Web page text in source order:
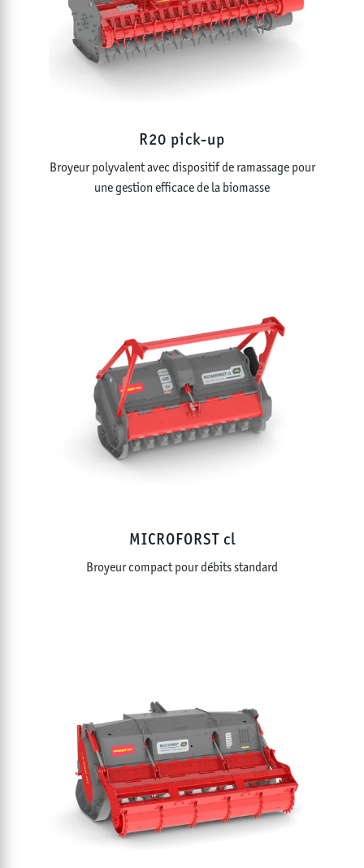
R20 pick-up
Broyeur polyvalent avec dispositif de ramassage pour
une gestion efficace de la biomasse
MICROFORST cl
Broyeur compact pour débits standard